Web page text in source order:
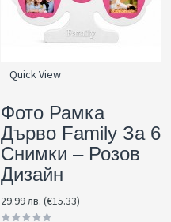
Quick View
Фото Рамка
Дърво Family За 6
Снимки – Розов
Дизайн
29.99 лв. (€15.33)